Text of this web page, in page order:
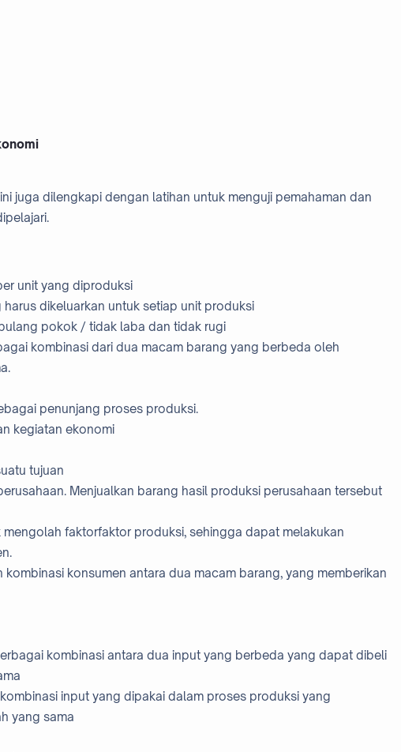
juga dilengkapi dengan latihan untuk menguji pemahaman dan
unit yang diproduksi
harus dikeluarkan untuk setiap unit produksi
pokok / tidak laba dan tidak rugi
kombinasi dari dua macam barang yang berbeda oleh
penunjang proses produksi.
kegiatan ekonomi
tujuan
Menjualkan barang hasil produksi perusahaan tersebut
faktorfaktor produksi, sehingga dapat melakukan
kombinasi konsumen antara dua macam barang, yang memberikan
kombinasi antara dua input yang berbeda yang dapat dibeli
input yang dipakai dalam proses produksi yang
yang sama